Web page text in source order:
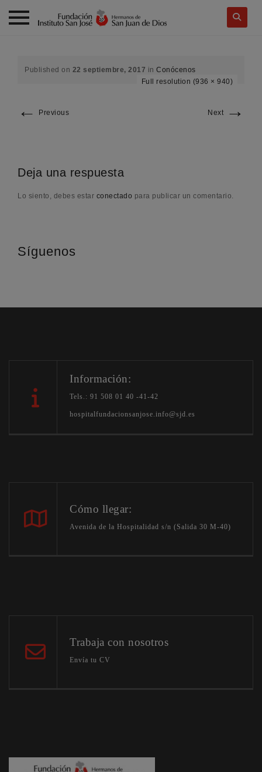
Published on 22 septiembre, 2017 in Conócenos
Full resolution (936 × 940)
← Previous Next →
Deja una respuesta
Lo siento, debes estar conectado para publicar un comentario.
Síguenos
Información:
Tels.: 91 508 01 40 -41-42
hospitalfundacionsanjose.info@sjd.es
Cómo llegar:
Avenida de la Hospitalidad s/n (Salida 30 M-40)
Trabaja con nosotros
Envía tu CV